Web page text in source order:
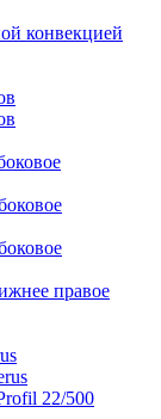
конвекцией
правое
22/500